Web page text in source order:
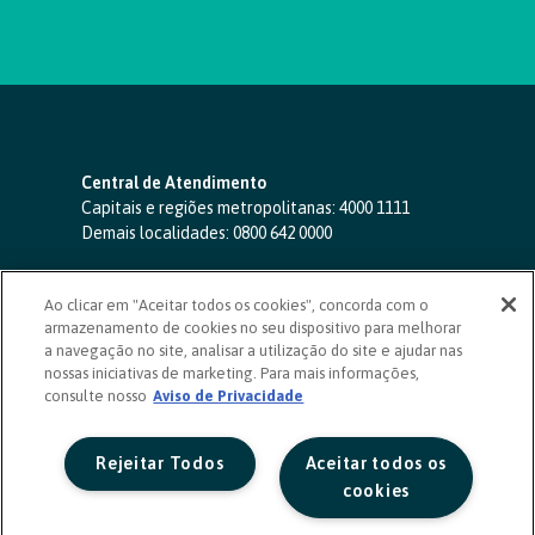
Central de Atendimento
Capitais e regiões metropolitanas: 4000 1111
Demais localidades: 0800 642 0000
SAC 24 horas-0800 724 4420
Ouvidoria
0800 725 0996
(de segunda a sexta, das 8h às 20h)
ouvidoriasicoob.com.br
Deficientes auditivos ou de fala
Ao clicar em "Aceitar todos os cookies", concorda com o
armazenamento de cookies no seu dispositivo para melhorar
a navegação no site, analisar a utilização do site e ajudar nas
nossas iniciativas de marketing. Para mais informações,
consulte nosso Aviso de Privacidade
Aceitar todos os
cookies
Rejeitar Todos